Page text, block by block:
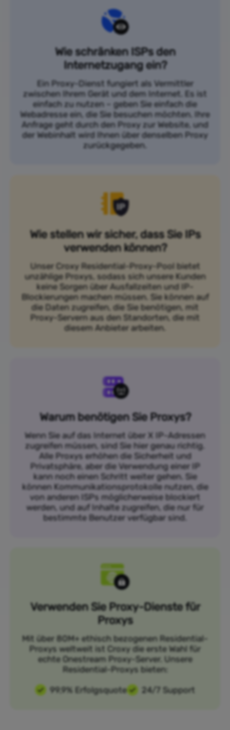
Wie schränken ISPs den
Internetzugang ein?
Ein Proxy-Dienst fungiert als Vermittler
zwischen Ihrem Gerät und dem Internet. Es ist
einfach zu nutzen – geben Sie einfach die
Webadresse ein, die Sie besuchen möchten. Ihre
Anfrage geht durch den Proxy zur Website, und
der Webinhalt wird Ihnen über denselben Proxy
zurückgegeben.
Wie stellen wir sicher, dass Sie IPs
verwenden können?
Unser Croxy Residential-Proxy-Pool bietet
unzählige Proxys, sodass sich unsere Kunden
keine Sorgen über Ausfallzeiten und IP-
Blockierungen machen müssen. Sie können auf
die Daten zugreifen, die Sie benötigen, mit
Proxy-Servern aus den Standorten, die mit
diesem Anbieter arbeiten.
Warum benötigen Sie Proxys?
Wenn Sie auf das Internet über X IP-Adressen
zugreifen müssen, sind Sie hier genau richtig.
Alle Proxys erhöhen die Sicherheit und
Privatsphäre, aber die Verwendung einer IP
kann noch einen Schritt weiter gehen. Sie
können Kommunikationsprotokolle nutzen, die
von anderen ISPs möglicherweise blockiert
werden, und auf Inhalte zugreifen, die nur für
bestimmte Benutzer verfügbar sind.
Verwenden Sie Proxy-Dienste für
Proxys
Mit über 80M+ ethisch bezogenen Residential-
Proxys weltweit ist Croxy die erste Wahl für
echte Onestream Proxy-Server. Unsere
Residential-Proxys bieten:
99,9% Erfolgsquote
24/7 Support